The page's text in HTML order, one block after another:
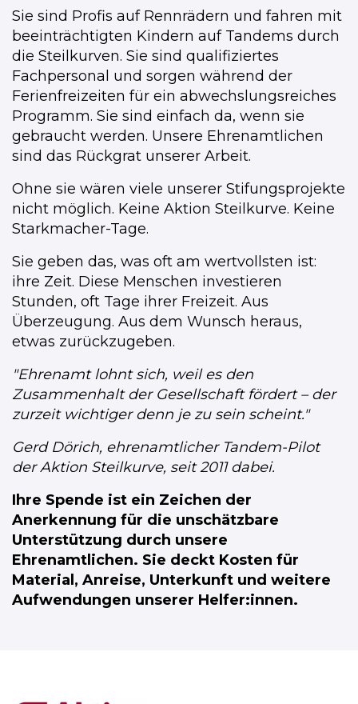
Sie sind Profis auf Rennrädern und fahren mit
beeinträchtigten Kindern auf Tandems durch
die Steilkurven. Sie sind qualifiziertes
Fachpersonal und sorgen während der
Ferienfreizeiten für ein abwechslungsreiches
Programm. Sie sind einfach da, wenn sie
gebraucht werden. Unsere Ehrenamtlichen
sind das Rückgrat unserer Arbeit.
Ohne sie wären viele unserer Stifungsprojekte
nicht möglich. Keine Aktion Steilkurve. Keine
Starkmacher-Tage.
Sie geben das, was oft am wertvollsten ist:
ihre Zeit. Diese Menschen investieren
Stunden, oft Tage ihrer Freizeit. Aus
Überzeugung. Aus dem Wunsch heraus,
etwas zurückzugeben.
"Ehrenamt lohnt sich, weil es den
Zusammenhalt der Gesellschaft fördert– der
zurzeit wichtiger denn je zu sein scheint."
Gerd Dörich, ehrenamtlicher Tandem-Pilot
der Aktion Steilkurve, seit 2011 dabei.
Ihre Spende ist ein Zeichen der
Anerkennung für die unschätzbare
Unterstützung durch unsere
Ehrenamtlichen. Sie deckt Kosten für
Material, Anreise, Unterkunft und weitere
Aufwendungen unserer Helfer:innen.